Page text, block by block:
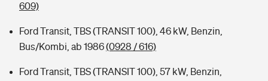
609)
Ford Transit, TBS (TRANSIT 100), 46 kW, Benzin,
Bus/Kombi, ab 1986(0928 / 616)
Ford Transit, TBS (TRANSIT 100), 57 kW, Benzin,